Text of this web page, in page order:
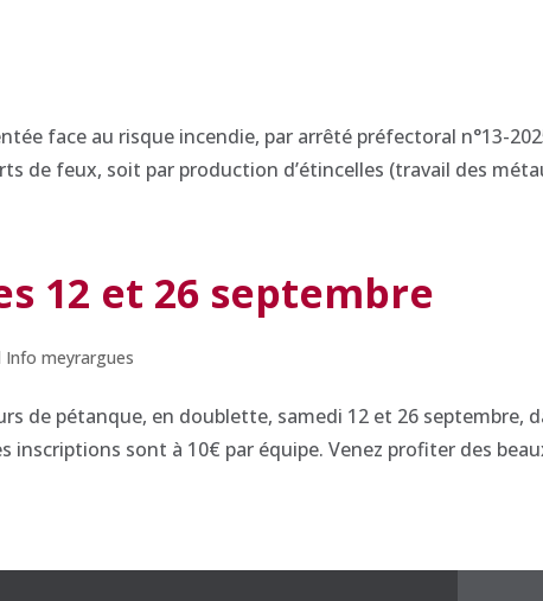
face au risque incendie, par arrêté préfectoral n°13-
de feux, soit par production d’étincelles (travail des
12 et 26 septembre
Info meyrargues
de pétanque, en doublette, samedi 12 et 26 septembre,
sont à 10€ par équipe. Venez profiter des